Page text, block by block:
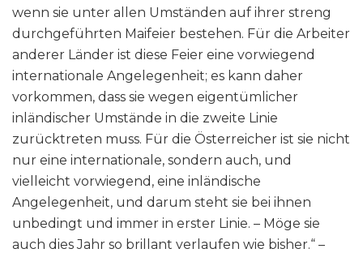
wenn sie unter allen Umständen auf ihrer streng
durchgeführten Maifeier bestehen. Für die Arbeiter
anderer Länder ist diese Feier eine vorwiegend
internationale Angelegenheit; es kann daher
vorkommen, dass sie wegen eigentümlicher
inländischer Umstände in die zweite Linie
zurücktreten muss. Für die Österreicher ist sie nicht
nur eine internationale, sondern auch, und
vielleicht vorwiegend, eine inländische
Angelegenheit, und darum steht sie bei ihnen
unbedingt und immer in erster Linie. – Möge sie
auch dies Jahr so brillant verlaufen wie bisher.“ –